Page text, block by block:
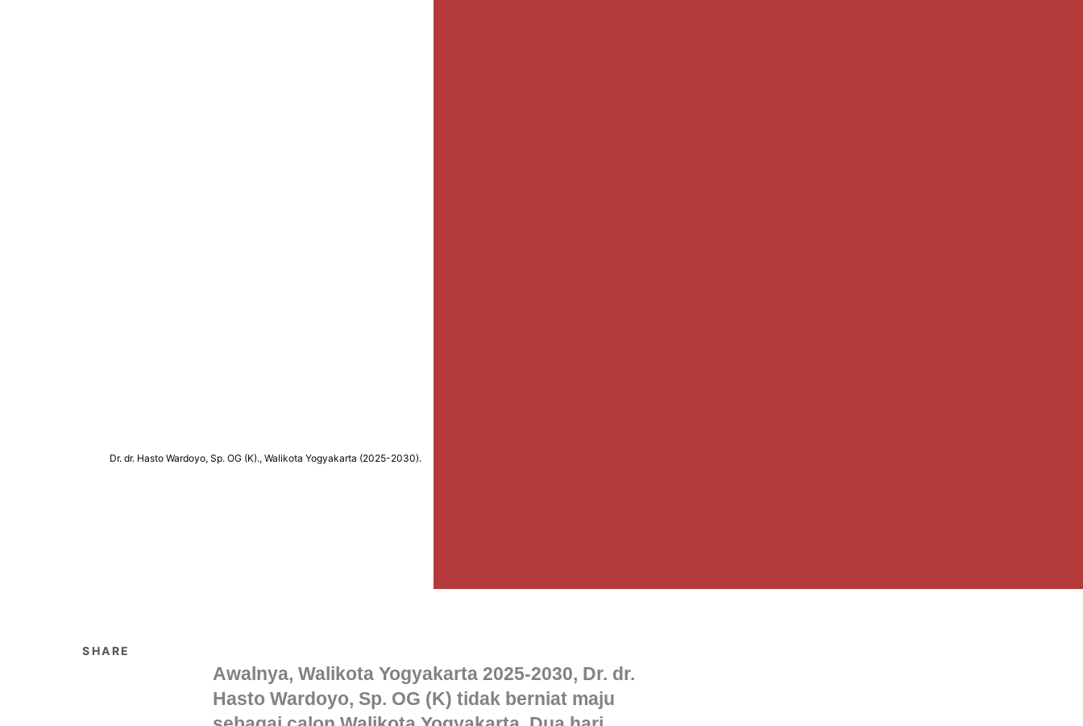
Dr. dr. Hasto Wardoyo, Sp. OG (K)., Walikota Yogyakarta (2025-2030).
SHARE
Awalnya, Walikota Yogyakarta 2025-2030, Dr. dr.
Hasto Wardoyo, Sp. OG (K) tidak berniat maju